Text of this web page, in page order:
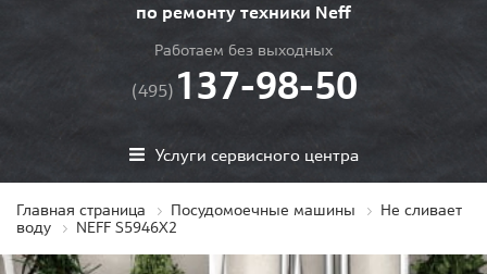
по ремонту техники Neff
Работаем без выходных
(495) 137-98-50
Услуги сервисного центра
Главная страница Посудомоечные машины
Не сливает
воду
NEFF S5946X2